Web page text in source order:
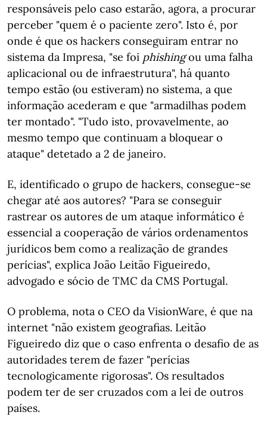
responsáveis pelo caso estarão, agora, a procurar
perceber "quem é o paciente zero". Isto é, por
onde é que os hackers conseguiram entrar no
sistema da Impresa, "se foi phishingou uma falha
aplicacional ou de infraestrutura", há quanto
tempo estão (ou estiveram) no sistema, a que
informação acederam e que "armadilhas podem
ter montado". "Tudo isto, provavelmente, ao
mesmo tempo que continuam a bloquear o
ataque" detetado a 2 de janeiro.
E, identificado o grupo de hackers, consegue-se
chegar até aos autores? "Para se conseguir
rastrear os autores de um ataque informático é
essencial a cooperação de vários ordenamentos
jurídicos bem como a realização de grandes
perícias", explica João Leitão Figueiredo,
advogado e sócio de TMC da CMS Portugal.
O problema, nota o CEO da VisionWare, é que na
internet "não existem geografias. Leitão
Figueiredo diz que o caso enfrenta o desafio de as
autoridades terem de fazer "perícias
tecnologicamente rigorosas". Os resultados
podem ter de ser cruzados com a lei de outros
países.